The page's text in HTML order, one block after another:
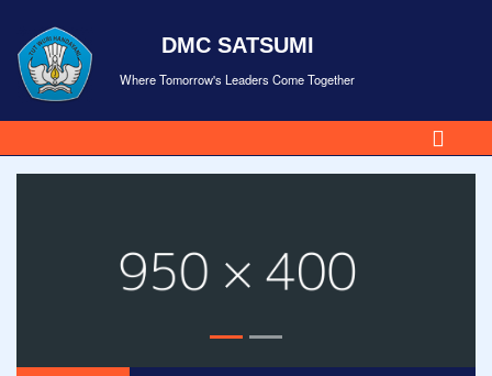
DMC SATSUMI
Where Tomorrow's Leaders Come Together